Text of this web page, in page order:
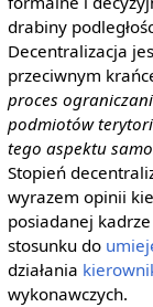
drabiny
Decentralizacja
przeciwnym
proces
podmiotów
tego aspektu
Stopień
wyrazem opinii
posiadanej
stosunku do
działania
wykonawczych.